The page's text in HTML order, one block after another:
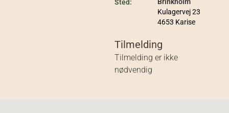
Sted:
Kulagervej 23
4653 Karise
Tilmelding
Tilmelding er ikke
nødvendig